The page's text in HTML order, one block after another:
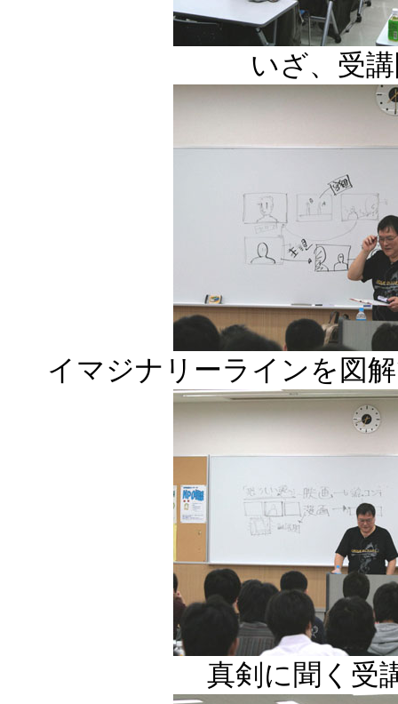
いざ、受
イマジナリーラインを図
真剣に聞く受